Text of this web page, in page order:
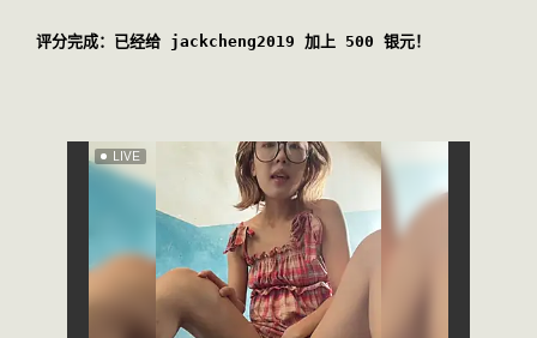
评分完成：已经给 jackcheng2019 加上 500 银元！